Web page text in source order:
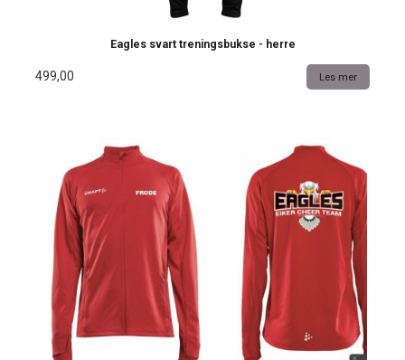
Eagles svart treningsbukse - herre
499,00 Les mer